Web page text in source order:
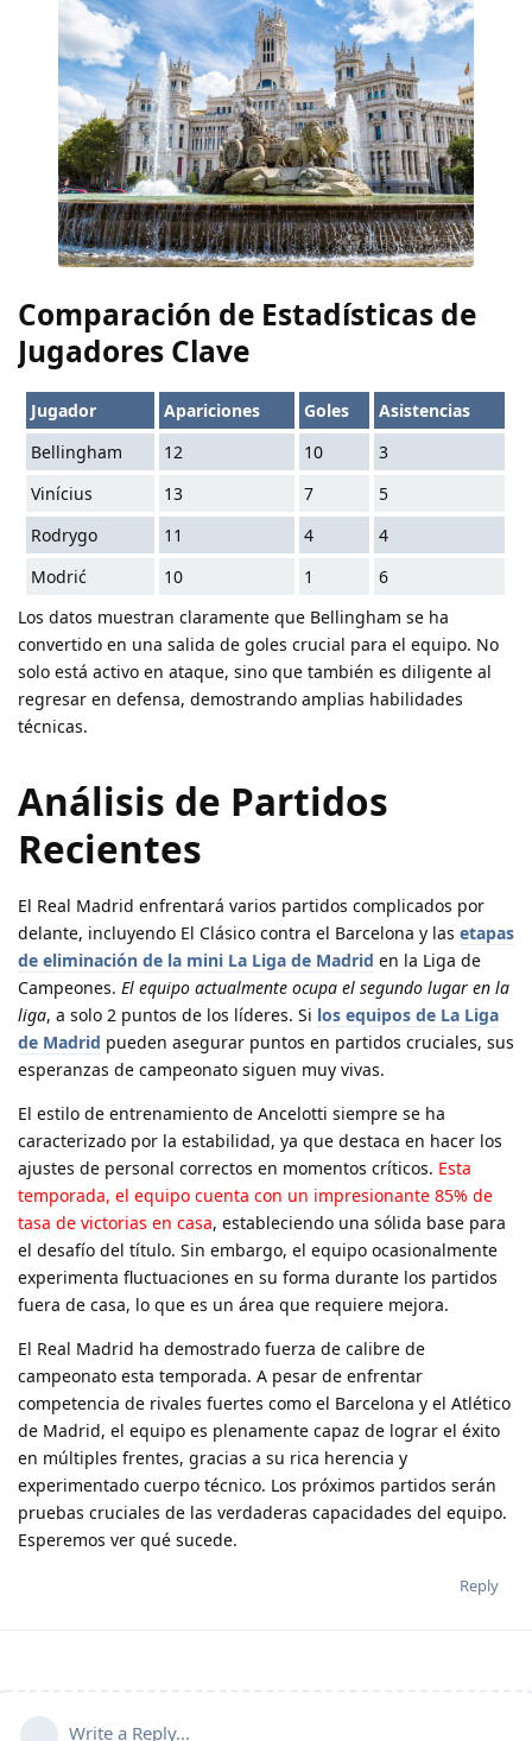
Comparación de Estadísticas de
Jugadores Clave
Jugador Apariciones Goles
Asistencias
Bellingham
12 10
3
Vinícius
13 7
5
Rodrygo
11 4
4
Modrić
10 1
6
Los datos muestran claramente que Bellingham se ha
convertido en una salida de goles crucial para el equipo. No
solo está activo en ataque, sino que también es diligente al
regresar en defensa, demostrando amplias habilidades
técnicas.
Análisis de Partidos
Recientes
El Real Madrid enfrentará varios partidos complicados por
delante, incluyendo El Clásico contra el Barcelona y las etapas
de eliminación de la mini La Liga de Madrid en la Liga de
Campeones. El equipo actualmente ocupa el segundo lugar en la
liga, a solo 2 puntos de los líderes. Si los equipos de La Liga
de Madrid pueden asegurar puntos en partidos cruciales, sus
esperanzas de campeonato siguen muy vivas.
El estilo de entrenamiento de Ancelotti siempre se ha
caracterizado por la estabilidad, ya que destaca en hacer los
ajustes de personal correctos en momentos críticos. Esta
temporada, el equipo cuenta con un impresionante 85% de
tasa de victorias en casa, estableciendo una sólida base para
el desafío del título. Sin embargo, el equipo ocasionalmente
experimenta fluctuaciones en su forma durante los partidos
fuera de casa, lo que es un área que requiere mejora.
El Real Madrid ha demostrado fuerza de calibre de
campeonato esta temporada. A pesar de enfrentar
competencia de rivales fuertes como el Barcelona y el Atlético
de Madrid, el equipo es plenamente capaz de lograr el éxito
en múltiples frentes, gracias a su rica herencia y
experimentado cuerpo técnico. Los próximos partidos serán
pruebas cruciales de las verdaderas capacidades del equipo.
Esperemos ver qué sucede.
Reply
Write a Reply...